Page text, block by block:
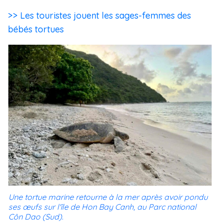
>> Les touristes jouent les sages-femmes des
bébés tortues
Une tortue marine retourne à la mer après avoir pondu
ses œufs sur l'île de Hon Bay Canh, au Parc national
Côn Dao (Sud).